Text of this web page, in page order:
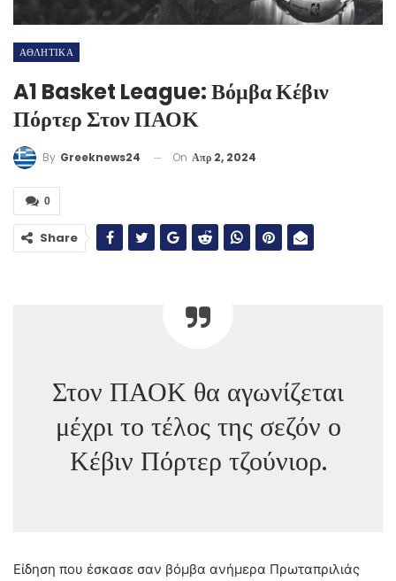
ΑΘΛΗΤΙΚΑ
A1 Basket League: Βόμβα Κέβιν
Πόρτερ Στον ΠΑΟΚ
By Greeknews24 On Απρ 2, 2024
0
Share
Στον ΠΑΟΚ θα αγωνίζεται
μέχρι το τέλος της σεζόν ο
Κέβιν Πόρτερ τζούνιορ.
Είδηση που έσκασε σαν βόμβα ανήμερα Πρωταπριλιάς